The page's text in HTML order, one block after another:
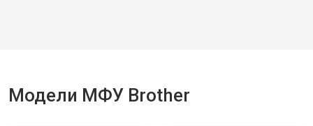
Модели МФУ Brother